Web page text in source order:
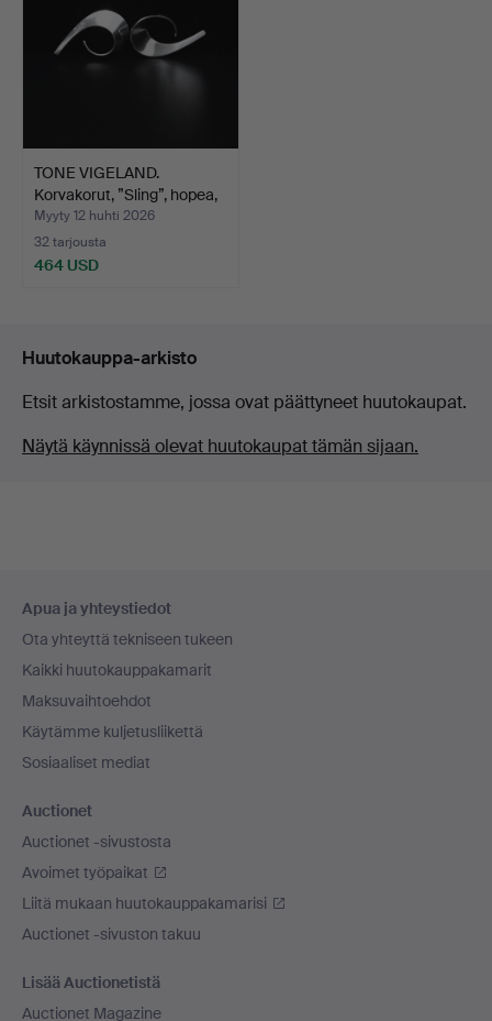
TONE VIGELAND.
Korvakorut, ”Sling”, hopea,
…
Myyty 12 huhti 2026
32 tarjousta
464 USD
Huutokauppa-arkisto
Etsit arkistostamme, jossa ovat päättyneet huutokaupat.
Näytä käynnissä olevat huutokaupat tämän sijaan.
Apua ja yhteystiedot
Ota yhteyttä tekniseen tukeen
Kaikki huutokauppakamarit
Maksuvaihtoehdot
Käytämme kuljetusliikettä
Sosiaaliset mediat
Auctionet
Auctionet -sivustosta
Avoimet työpaikat
Liitä mukaan huutokauppakamarisi
Auctionet -sivuston takuu
Lisää Auctionetistä
Auctionet Magazine